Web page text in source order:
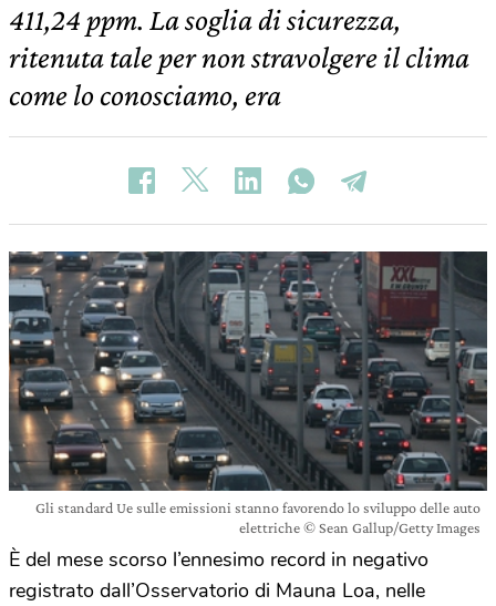
411,24 ppm. La soglia di sicurezza,
ritenuta tale per non stravolgere il clima
come lo conosciamo, era
Gli standard Ue sulle emissioni stanno favorendo lo sviluppo delle auto
elettriche © Sean Gallup/Getty Images
È del mese scorso l’ennesimo record in negativo
registrato dall’Osservatorio di Mauna Loa, nelle